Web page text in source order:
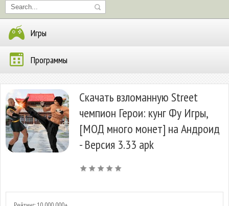
Игры
Программы
Скачать взломанную Street
чемпион Герои: кунг Фу Игры,
[МОД много монет] на Андроид
- Версия 3.33 apk